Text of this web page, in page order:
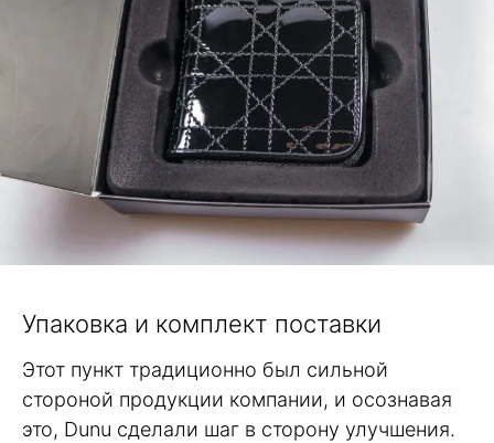
Упаковка и комплект поставки
Этот пункт традиционно был сильной
стороной продукции компании, и осознавая
это, Dunu сделали шаг в сторону улучшения.